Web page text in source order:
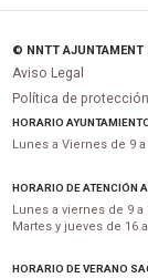
© NNTT AJUNTAMENT
Aviso Legal
Política de
HORARIO
Lunes a Viernes de 9 a
HORARIO DE ATENCIÓN
Lunes a viernes de 9 a
Martes y jueves de 16
HORARIO DE VERANO